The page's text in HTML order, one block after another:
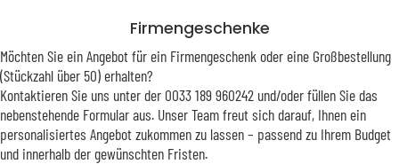
Firmengeschenke
Möchten Sie ein Angebot für ein Firmengeschenk oder eine Großbestellung
(Stückzahl über 50) erhalten?
Kontaktieren Sie uns unter der 0033 189 960242 und/oder füllen Sie das
nebenstehende Formular aus. Unser Team freut sich darauf, Ihnen ein
personalisiertes Angebot zukommen zu lassen – passend zu Ihrem Budget
und innerhalb der gewünschten Fristen.